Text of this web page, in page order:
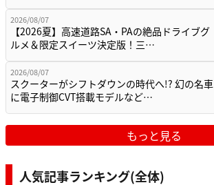
2026/08/07
【2026夏】高速道路SA・PAの絶品ドライブグ
ルメ＆限定スイーツ決定版！三…
2026/08/07
スクーターがシフトダウンの時代へ!? 幻の名車
に電子制御CVT搭載モデルなど…
もっと見る
人気記事ランキング(全体)